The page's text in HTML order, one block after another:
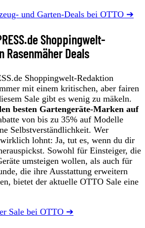
und Garten-Deals bei OTTO ➔
Shoppingwelt-
Rasenmäher Deals
Shoppingwelt-Redaktion
mit einem kritischen, aber fairen
Sale gibt es wenig zu mäkeln.
besten Gartengeräte-Marken auf
von bis zu 35% auf Modelle
Selbstverständlichkeit. Wer
lohnt: Ja, tut es, wenn du dir
Sowohl für Einsteiger, die
umsteigen wollen, als auch für
die ihre Ausstattung erweitern
bietet der aktuelle OTTO Sale eine
Sale bei OTTO ➔